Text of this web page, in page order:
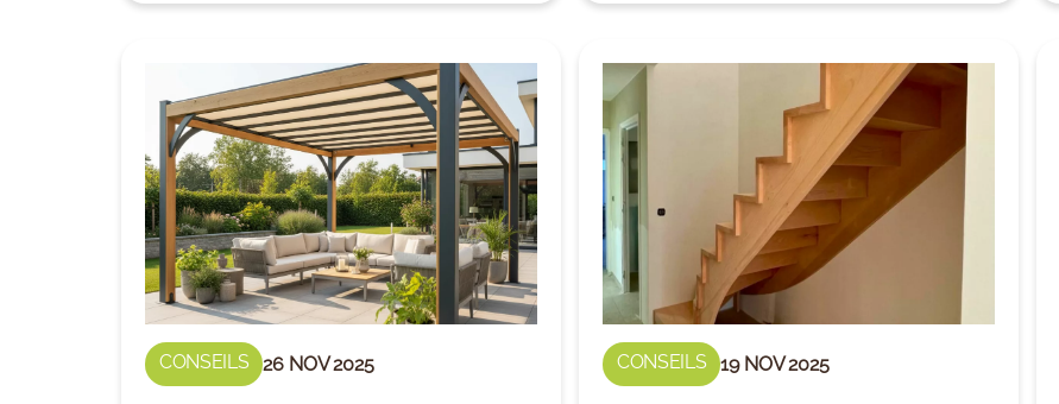
CONSEILS 26 NOV 2025 CONSEILS 19 NOV 2025